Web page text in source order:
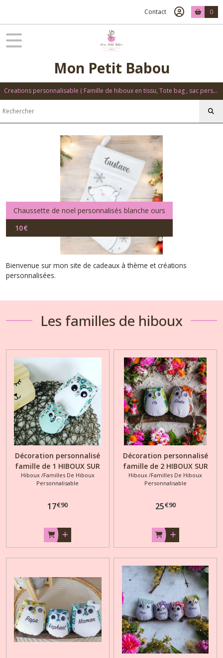
Contact 0
Mon Petit Babou
Creations personnalisable ( Famille de hiboux en tissu, Tote bag , sac personnalisé, accessoire d'ecole .....)
Chaussette de noel personnalisés blanche ours
10€
Bienvenue sur mon site de cadeaux à thème et créations
personnalisées.
Les familles de hiboux
Décoration personnalisé
famille de 1 HIBOUX SUR
BRANCHE
Hiboux /Familles De Hiboux
Personnalisable
17€90
Décoration personnalisé
famille de 2 HIBOUX SUR
BRANCHE
Hiboux /Familles De Hiboux
Personnalisable
25€90